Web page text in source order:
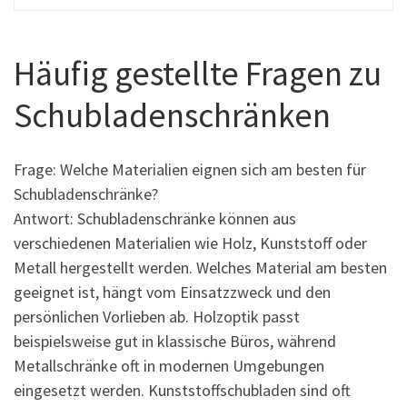
Häufig gestellte Fragen zu
Schubladenschränken
Frage: Welche Materialien eignen sich am besten für
Schubladenschränke?
Antwort: Schubladenschränke können aus
verschiedenen Materialien wie Holz, Kunststoff oder
Metall hergestellt werden. Welches Material am besten
geeignet ist, hängt vom Einsatzzweck und den
persönlichen Vorlieben ab. Holzoptik passt
beispielsweise gut in klassische Büros, während
Metallschränke oft in modernen Umgebungen
eingesetzt werden. Kunststoffschubladen sind oft